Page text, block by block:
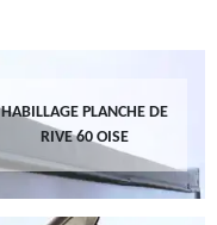
HABILLAGE PLANCHE DE
RIVE 60 OISE